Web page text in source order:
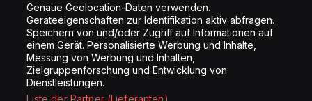
Copyright © Energy 2026
Genaue Geolocation-Daten verwenden.
Geräteeigenschaften zur Identifikation aktiv abfragen.
Speichern von und/oder Zugriff auf Informationen auf
einem Gerät. Personalisierte Werbung und Inhalte,
Messung von Werbung und Inhalten,
Zielgruppenforschung und Entwicklung von
Dienstleistungen.
Liste der Partner (Lieferanten)